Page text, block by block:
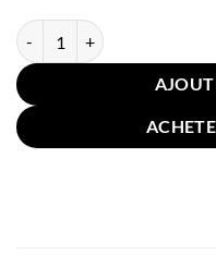
quantité de Taie Oreiller Lin